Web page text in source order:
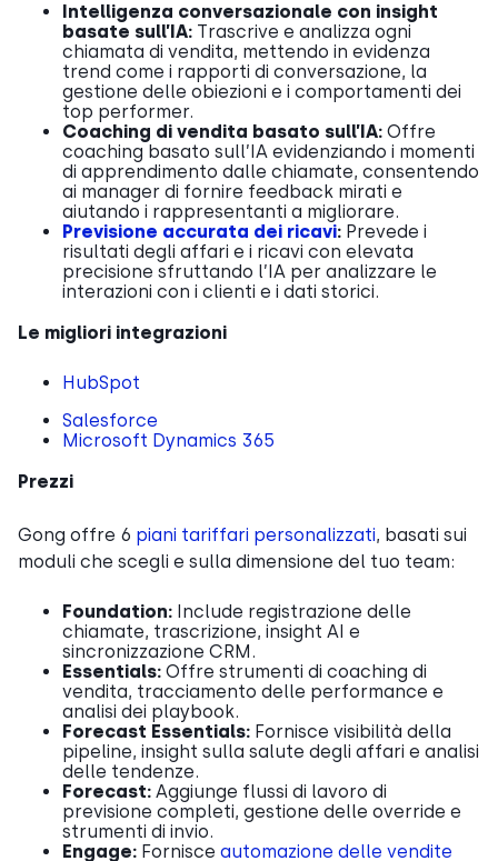
Intelligenza conversazionale con insight
basate sull’IA: Trascrive e analizza ogni
chiamata di vendita, mettendo in evidenza
trend come i rapporti di conversazione, la
gestione delle obiezioni e i comportamenti dei
top performer.
Coaching di vendita basato sull’IA: Offre
coaching basato sull’IA evidenziando i momenti
di apprendimento dalle chiamate, consentendo
ai manager di fornire feedback mirati e
aiutando i rappresentanti a migliorare.
Previsione accurata dei ricavi: Prevede i
risultati degli affari e i ricavi con elevata
precisione sfruttando l’IA per analizzare le
interazioni con i clienti e i dati storici.
Le migliori integrazioni
HubSpot
Salesforce
Microsoft Dynamics 365
Prezzi
Gong offre 6 piani tariffari personalizzati, basati sui
moduli che scegli e sulla dimensione del tuo team:
Foundation: Include registrazione delle
chiamate, trascrizione, insight AI e
sincronizzazione CRM.
Essentials: Offre strumenti di coaching di
vendita, tracciamento delle performance e
analisi dei playbook.
Forecast Essentials: Fornisce visibilità della
pipeline, insight sulla salute degli affari e analisi
delle tendenze.
Forecast: Aggiunge flussi di lavoro di
previsione completi, gestione delle override e
strumenti di invio.
Engage: Fornisce automazione delle vendite